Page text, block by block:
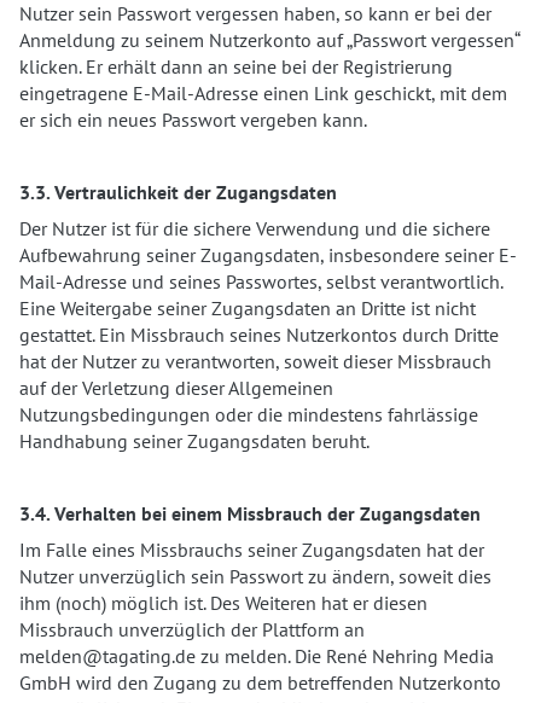
Nutzer sein Passwort vergessen haben, so kann er bei der
Anmeldung zu seinem Nutzerkonto auf „Passwort vergessen“
klicken. Er erhält dann an seine bei der Registrierung
eingetragene E-Mail-Adresse einen Link geschickt, mit dem
er sich ein neues Passwort vergeben kann.
3.3. Vertraulichkeit der Zugangsdaten
Der Nutzer ist für die sichere Verwendung und die sichere
Aufbewahrung seiner Zugangsdaten, insbesondere seiner E-
Mail-Adresse und seines Passwortes, selbst verantwortlich.
Eine Weitergabe seiner Zugangsdaten an Dritte ist nicht
gestattet. Ein Missbrauch seines Nutzerkontos durch Dritte
hat der Nutzer zu verantworten, soweit dieser Missbrauch
auf der Verletzung dieser Allgemeinen
Nutzungsbedingungen oder die mindestens fahrlässige
Handhabung seiner Zugangsdaten beruht.
3.4. Verhalten bei einem Missbrauch der Zugangsdaten
Im Falle eines Missbrauchs seiner Zugangsdaten hat der
Nutzer unverzüglich sein Passwort zu ändern, soweit dies
ihm (noch) möglich ist. Des Weiteren hat er diesen
Missbrauch unverzüglich der Plattform an
melden@tagating.de zu melden. Die René Nehring Media
GmbH wird den Zugang zu dem betreffenden Nutzerkonto